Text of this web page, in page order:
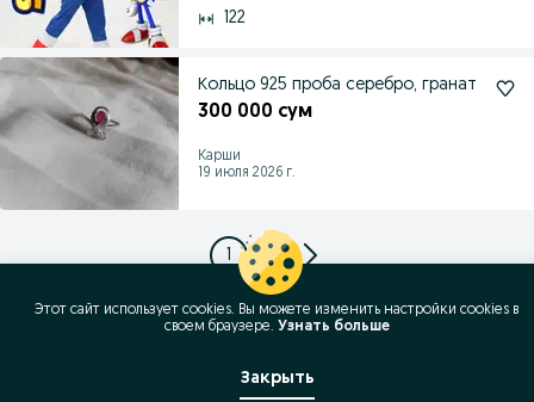
122
Кольцо 925 проба серебро, гранат
300 000 сум
Карши
19 июля 2026 г.
1 2
Этот сайт использует cookies. Вы можете изменить настройки cookies в
своeм браузере. Узнать больше
Закрыть